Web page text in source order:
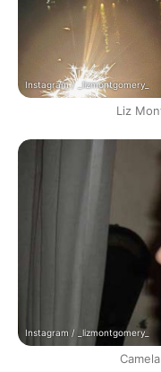
Instagram / _lizmontgomery_
Liz
Instagram / _lizmontgomery_